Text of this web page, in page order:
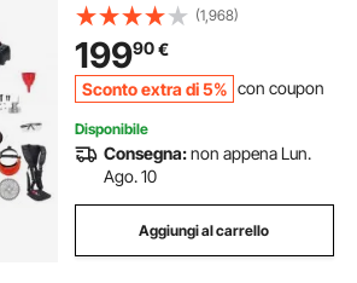
(1,968)
19990€
Sconto extra di 5% con coupon
Disponibile
Consegna:non appena Lun.
Ago. 10
Aggiungi al carrello